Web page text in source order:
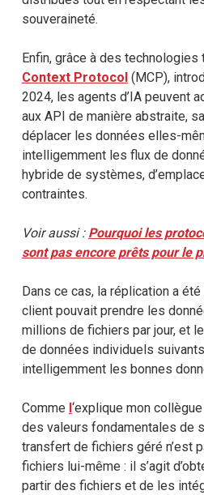
souveraineté.
Enfin, grâce à des technologies
Context Protocol (MCP),
2024, les agents d’IA peuvent
aux API de manière abstraite,
déplacer les données elles-
intelligemment les flux de
hybride de systèmes,
contraintes.
Voir aussi : Pourquoi les
sont pas encore prêts pour le
Dans ce cas, la réplication a
client pouvait prendre les
millions de fichiers par jour, et
de données individuels
intelligemment les bonnes
Comme ‘explique mon
des valeurs fondamentales de
transfert de fichiers géré n’est
fichiers lui-même : il s’agit
partir des fichiers et de les